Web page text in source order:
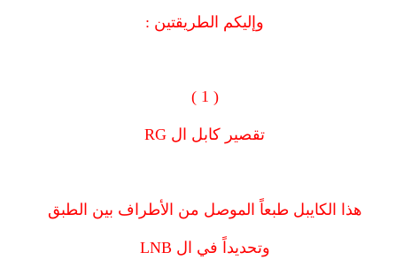
وإليكم الطريقتين :
( 1 )
تقصير كابل ال RG
هذا الكايبل طبعاً الموصل من الأطراف بين الطبق
وتحديداً في ال LNB